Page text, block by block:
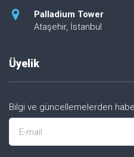
Palladium Tower
Ataşehir, İstanbul
Üyelik
Bilgi ve güncellemelerden
E-mail